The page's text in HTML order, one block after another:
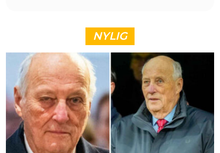
NYLIG